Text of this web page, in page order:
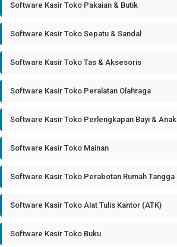
Software Kasir Toko Pakaian & Butik
Software Kasir Toko Sepatu & Sandal
Software Kasir Toko Tas & Aksesoris
Software Kasir Toko Peralatan Olahraga
Software Kasir Toko Perlengkapan Bayi & Anak
Software Kasir Toko Mainan
Software Kasir Toko Perabotan Rumah Tangga
Software Kasir Toko Alat Tulis Kantor (ATK)
Software Kasir Toko Buku